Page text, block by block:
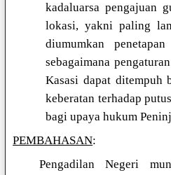
kadaluarsa pengajuan
lokasi, yakni paling
diumumkan
sebagaimana
Kasasi dapat ditempuh
keberatan terhadap
bagi upaya hukum
PEMBAHASAN:
Pengadilan Negeri